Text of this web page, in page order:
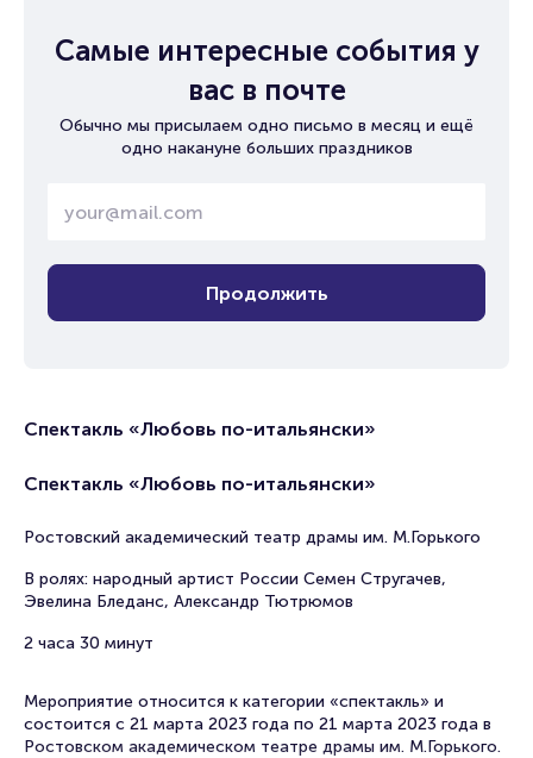
Самые интересные события у
вас в почте
Обычно мы присылаем одно письмо в месяц и ещё
одно накануне больших праздников
Продолжить
Спектакль «Любовь по-итальянски»
Спектакль «Любовь по-итальянски»
Ростовский академический театр драмы им. М.Горького
В ролях: народный артист России Семен Стругачев,
Эвелина Бледанс, Александр Тютрюмов
2 часа 30 минут
Мероприятие относится к категории «спектакль» и
состоится с 21 марта 2023 года по 21 марта 2023 года в
Ростовском академическом театре драмы им. М.Горького.